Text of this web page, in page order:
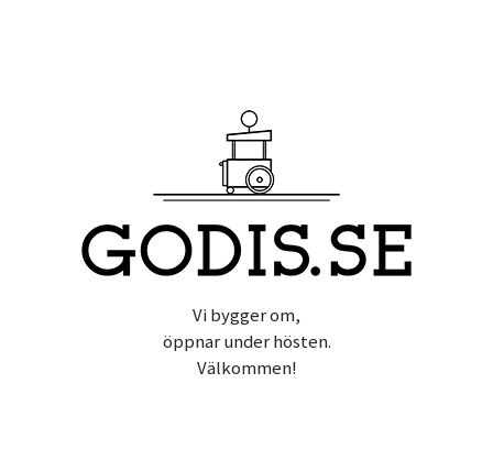
Vi bygger om,
öppnar under hösten.
Välkommen!